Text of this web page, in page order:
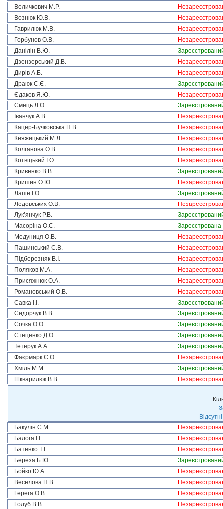
Величкович М.Р.
Вознюк Ю.В.
Гаврилюк М.В.
Горбунов О.В.
Данілін В.Ю.
Дзензерський Д.В.
Дирів А.Б.
Драюк С.Є.
Єдаков Я.Ю.
Ємець Л.О.
Іванчук А.В.
Кацер-Бучковська Н.В.
Княжицький М.Л.
Колганова О.В.
Котвіцький І.О.
Кривенко В.В.
Кришин О.Ю.
Лапін І.О.
Ледовських О.В.
Лук’янчук Р.В.
Масоріна О.С.
Зареєстрована
Медуниця О.В.
Пашинський С.В.
Підберезняк В.І.
Поляков М.А.
Присяжнюк О.А.
Романовський О.В.
Савка І.І.
Сидорчук В.В.
Сочка О.О.
Стеценко Д.О.
Тетерук А.А.
Фаєрмарк С.О.
Хміль М.М.
Шкварилюк В.В.
Бакулін Є.М.
Балога І.І.
Батенко Т.І.
Береза Б.Ю.
Бойко Ю.А.
Веселова Н.В.
Герега О.В.
Голуб В.В.